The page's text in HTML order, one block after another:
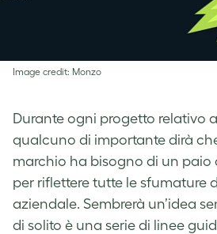
Image credit: Monzo
Durante ogni progetto relativo
qualcuno di importante dirà
marchio ha bisogno di un paio
per riflettere tutte le sfumature
aziendale. Sembrerà un’idea
di solito è una serie di linee